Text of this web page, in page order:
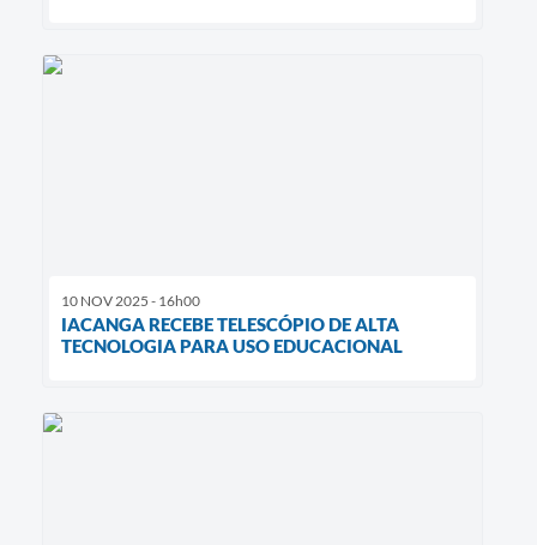
10 NOV 2025 - 16h00
IACANGA RECEBE TELESCÓPIO DE ALTA
TECNOLOGIA PARA USO EDUCACIONAL